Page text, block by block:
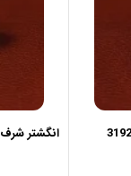
انگشتر شرف